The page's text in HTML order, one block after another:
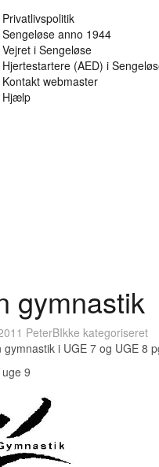
Privatlivspolitik
Sengeløse anno 1944
Vejret i Sengeløse
Hjertestartere (AED) i
Kontakt webmaster
Hjælp
gymnastik
PeterBIkke kategoriseret
gymnastik i UGE 7 og UGE 8
9